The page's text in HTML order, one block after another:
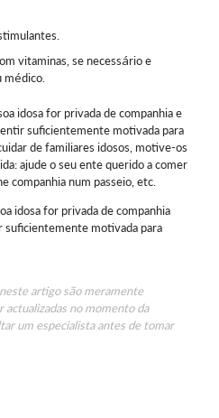
vitaminas, se necessário e
médico.
idosa for privada de companhia e
suficientemente motivada para
de familiares idosos, motive-os
ajude o seu ente querido a comer
companhia num passeio, etc.
idosa for privada de companhia
suficientemente motivada para
artigo são meramente
no momento da
um especialista antes de tomar